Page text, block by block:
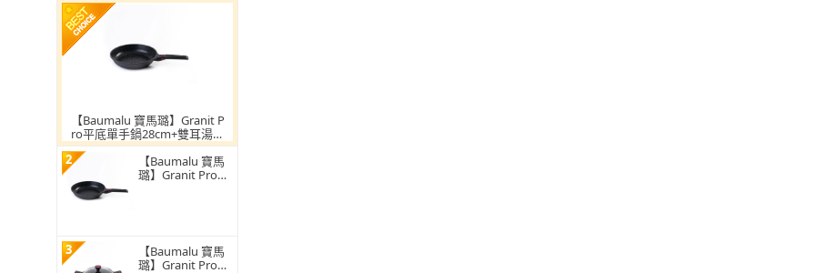
【Baumalu 寶馬璐】Granit P
ro平底單手鍋28cm+雙耳湯鍋
附蓋24cm(花崗岩紋)
2
【Baumalu 寶馬
璐】Granit Pro平
3
【Baumalu 寶馬
璐】Granit Pro雙